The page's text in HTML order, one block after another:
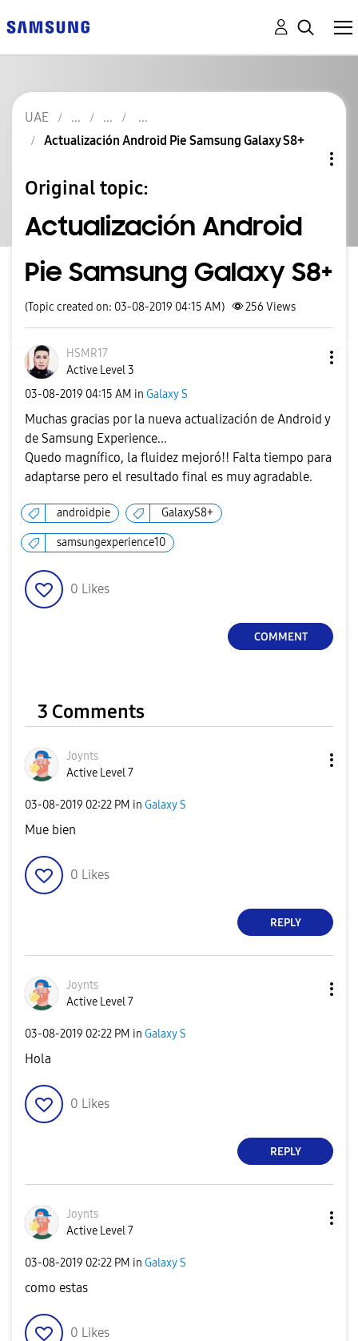
UAE
Actualización Android Pie Samsung Galaxy S8+
Original topic:
Actualización Android
Pie Samsung Galaxy S8+
(Topic created on: 03-08-2019 04:15 AM) 256 Views
HSMR17
Active Level 3
‎03-08-2019 04:15 AM in Galaxy S
Muchas gracias por la nueva actualización de Android y
de Samsung Experience...
Quedo magnífico, la fluidez mejoró!! Falta tiempo para
adaptarse pero el resultado final es muy agradable.
androidpie GalaxyS8+
samsungexperience10
0 Likes
COMMENT
3 Comments
Joynts
Active Level 7
‎03-08-2019 02:22 PM in Galaxy S
Mue bien
0 Likes
REPLY
Joynts
Active Level 7
‎03-08-2019 02:22 PM in Galaxy S
Hola
0 Likes
REPLY
Joynts
Active Level 7
‎03-08-2019 02:22 PM in Galaxy S
como estas
0 Likes